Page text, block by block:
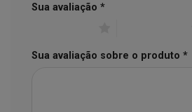
Sua avaliação *
Sua avaliação sobre o produto *